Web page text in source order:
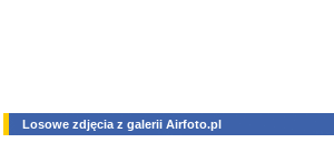
Losowe zdjęcia z galerii Airfoto.pl